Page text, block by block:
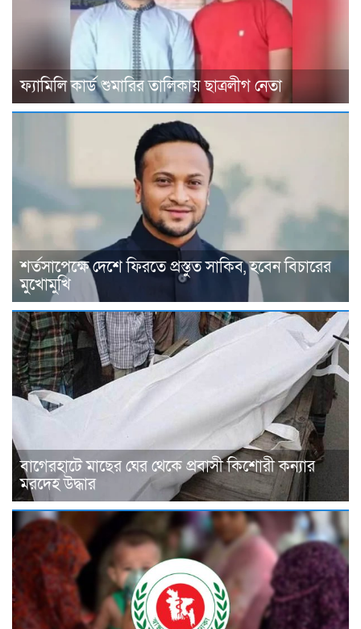
ফ্যামিলি কার্ড শুমারির তালিকায় ছাত্রলীগ নেতা
শর্তসাপেক্ষে দেশে ফিরতে প্রস্তুত সাকিব, হবেন বিচারের
মুখোমুখি
বাগেরহাটে মাছের ঘের থেকে প্রবাসী কিশোরী কন্যার
মরদেহ উদ্ধার